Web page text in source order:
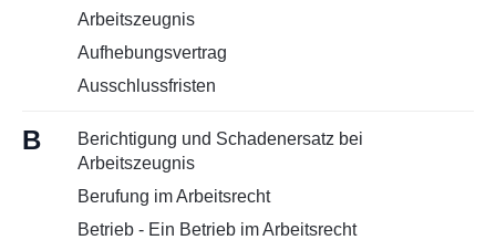
Arbeitszeugnis
Aufhebungsvertrag
Ausschlussfristen
B
Berichtigung und Schadenersatz bei
Arbeitszeugnis
Berufung im Arbeitsrecht
Betrieb - Ein Betrieb im Arbeitsrecht